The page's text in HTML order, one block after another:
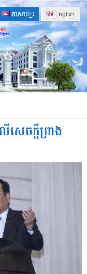
ភាសាខ្មែរ English
េចក្តីព្រាង